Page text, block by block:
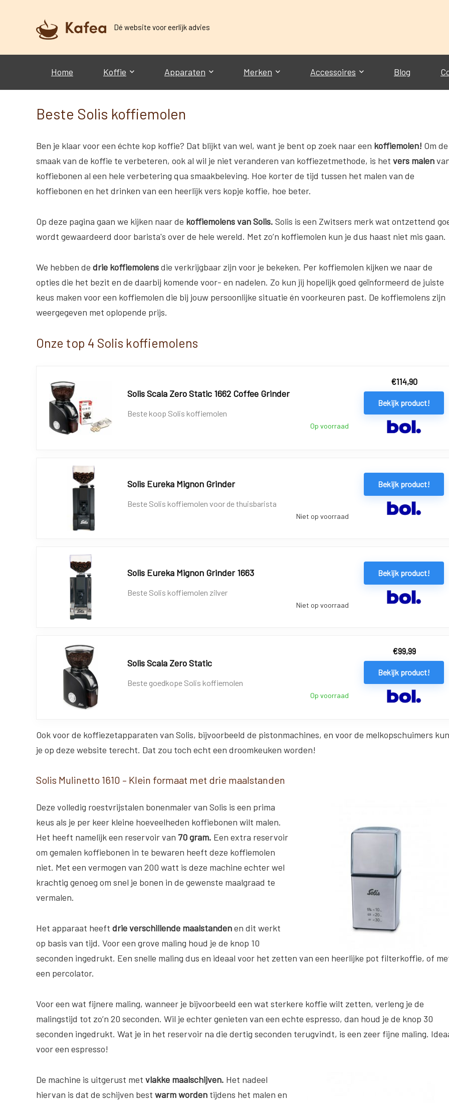
Dé website voor eerlijk advies
Home Koffie Apparaten Merken Accessoires Blog
Beste Solis koffiemolen
Ben je klaar voor een échte kop koffie? Dat blijkt van wel, want je bent op zoek naar een koffiemolen! Om de
smaak van de koffie te verbeteren, ook al wil je niet veranderen van koffiezetmethode, is het vers malen
koffiebonen al een hele verbetering qua smaakbeleving. Hoe korter de tijd tussen het malen van de
koffiebonen en het drinken van een heerlijk vers kopje koffie, hoe beter.
Op deze pagina gaan we kijken naar de koffiemolens van Solis. Solis is een Zwitsers merk wat ontzettend
wordt gewaardeerd door barista's over de hele wereld. Met zo’n koffiemolen kun je dus haast niet mis gaan.
We hebben de drie koffiemolensdie verkrijgbaar zijn voor je bekeken. Per koffiemolen kijken we naar de
opties die het bezit en de daarbij komende voor- en nadelen. Zo kun jij hopelijk goed geïnformeerd de juiste
keus maken voor een koffiemolen die bij jouw persoonlijke situatie én voorkeuren past. De koffiemolens zijn
weergegeven met oplopende prijs.
Onze top 4 Solis koffiemolens
Solis Scala Zero Static 1662 Coffee Grinder
Beste koop Solis koffiemolen
Op voorraad
€114,90
Bekijk product!
Solis Eureka Mignon Grinder
Beste Solis koffiemolen voor de thuisbarista
Niet op voorraad
Bekijk product!
Solis Eureka Mignon Grinder 1663
Beste Solis koffiemolen zilver
Niet op voorraad
Bekijk product!
Solis Scala Zero Static
Beste goedkope Solis koffiemolen
Op voorraad
€99,99
Bekijk product!
Ook voor de koffiezetapparaten van Solis, bijvoorbeeld de pistonmachines, en voor de melkopschuimers kun
je op deze website terecht. Dat zou toch echt een droomkeuken worden!
Solis Mulinetto 1610 – Klein formaat met drie maalstanden
Deze volledig roestvrijstalen bonenmaler van Solis is een prima
keus als je per keer kleine hoeveelheden koffiebonen wilt malen.
Het heeft namelijk een reservoir van 70 gram. Een extra reservoir
om gemalen koffiebonen in te bewaren heeft deze koffiemolen
niet. Met een vermogen van 200 watt is deze machine echter wel
krachtig genoeg om snel je bonen in de gewenste maalgraad te
vermalen.
Het apparaat heeft drie verschillende maalstandenen dit werkt
op basis van tijd. Voor een grove maling houd je de knop 10
seconden ingedrukt. Een snelle maling dus en ideaal voor het zetten van een heerlijke pot filterkoffie, of
een percolator.
Voor een wat fijnere maling, wanneer je bijvoorbeeld een wat sterkere koffie wilt zetten, verleng je de
malingstijd tot zo’n 20 seconden. Wil je echter genieten van een echte espresso, dan houd je de knop 30
seconden ingedrukt. Wat je in het reservoir na die dertig seconden terugvindt, is een zeer fijne maling.
voor een espresso!
De machine is uitgerust met vlakke maalschijven. Het nadeel
hiervan is dat de schijven best warm worden tijdens het malen en